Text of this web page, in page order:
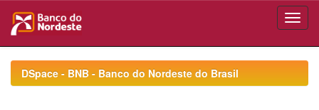
navigationDSpace - BNB - Banco do Nordeste do Brasil